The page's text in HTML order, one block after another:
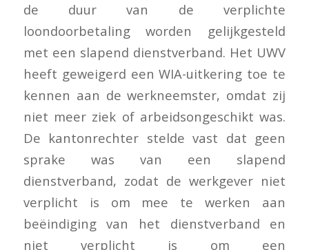
de duur van de verplichte
loondoorbetaling worden gelijkgesteld
met een slapend dienstverband. Het UWV
heeft geweigerd een WIA-uitkering toe te
kennen aan de werkneemster, omdat zij
niet meer ziek of arbeidsongeschikt was.
De kantonrechter stelde vast dat geen
sprake was van een slapend
dienstverband, zodat de werkgever niet
verplicht is om mee te werken aan
beëindiging van het dienstverband en
niet verplicht is om een